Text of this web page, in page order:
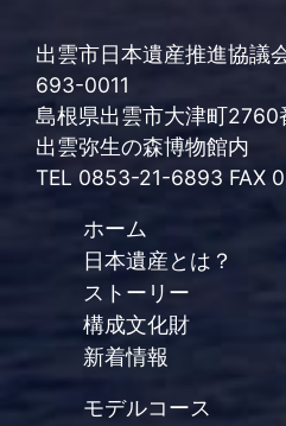
出雲市日本遺産推進協議
693-0011
島根県出雲市大津町2760
出雲弥生の森博物館内
TEL 0853-21-6893 FAX
ホーム
日本遺産とは？
ストーリー
構成文化財
新着情報
モデルコース